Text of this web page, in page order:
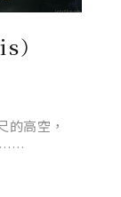
）
的高空，
……